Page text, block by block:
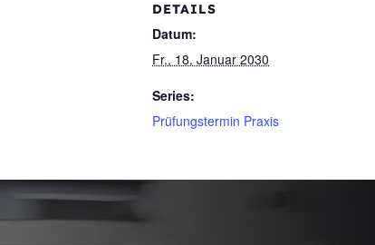
DETAILS
Datum:
Fr., 18. Januar 2030
Series:
Prüfungstermin Praxis